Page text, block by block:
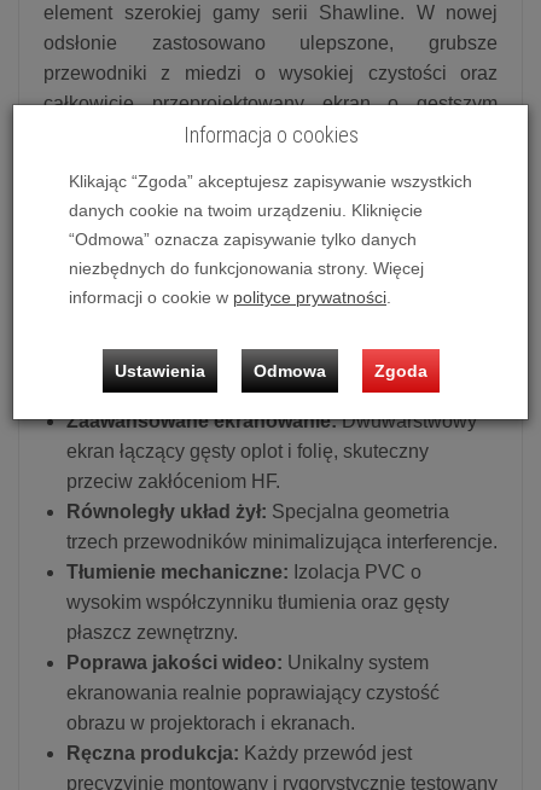
element szerokiej gamy serii Shawline.
W nowej
odsłonie zastosowano ulepszone, grubsze
przewodniki z miedzi o wysokiej czystości oraz
całkowicie przeprojektowany ekran o gęstszym
Konstrukcja ta powstała z myślą o
audiowizualnych, gdzie stabilność i czystość
dostarczanej energii mają bezpośrednie przełożenie
na finalną jakość reprodukowanego dźwięku i
Ulepszona konstrukcja:Grubsze przewodniki
wielożyłowe z miedzi o wysokiej czystości.
Zaawansowane ekranowanie:Dwuwarstwowy
ekran łączący gęsty oplot i folię, skuteczny
przeciw zakłóceniom HF.
Równoległy układ żył: Specjalna geometria
trzech przewodników minimalizująca interferencje.
Tłumienie mechaniczne: Izolacja PVC o
wysokim współczynniku tłumienia oraz gęsty
płaszcz zewnętrzny.
Poprawa jakości wideo: Unikalny system
ekranowania realnie poprawiający czystość
obrazu w projektorach i ekranach.
Ręczna produkcja: Każdy przewód jest
precyzyjnie montowany i rygorystycznie testowany
Informacja o cookies
Klikając “Zgoda” akceptujesz zapisywanie wszystkich
danych cookie na twoim urządzeniu. Kliknięcie
“Odmowa” oznacza zapisywanie tylko danych
niezbędnych do funkcjonowania strony. Więcej
informacji o cookie w polityce prywatności
Ustawienia Odmowa Zgoda